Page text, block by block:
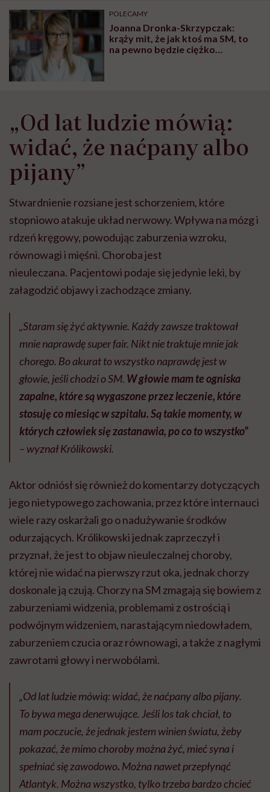
może chyba tylko
głupota i brak
wyobraźni"
pracy
POLECAMY
Joanna Dronka-Skrzypczak:
krąży mit, że jak ktoś ma SM, to
na pewno będzie ciężko
„Od lat ludzie mówią:
widać, że naćpany albo
pijany”
Stwardnienie rozsiane jest schorzeniem, które
stopniowo atakuje układ nerwowy. Wpływa na mózg i
rdzeń kręgowy, powodując zaburzenia wzroku,
równowagi i mięśni. Choroba jest
nieuleczana. Pacjentowi podaje się jedynie leki, by
załagodzić objawy i zachodzące zmiany.
„Staram się żyć aktywnie. Każdy zawsze traktował
mnie naprawdę super fair. Nikt nie traktuje mnie jak
chorego. Bo akurat to wszystko naprawdę jest w
głowie, jeśli chodzi o SM. W głowie mam te ogniska
zapalne, które są wygaszone przez leczenie, które
stosuję co miesiąc w szpitalu. Są takie momenty, w
których człowiek się zastanawia, po co to wszystko”
– wyznał Królikowski.
Aktor odniósł się również do komentarzy dotyczących
jego nietypowego zachowania, przez które internauci
wiele razy oskarżali go o nadużywanie środków
odurzających. Królikowski jednak zaprzeczył i
przyznał, że jest to objaw nieuleczalnej choroby,
której nie widać na pierwszy rzut oka, jednak chorzy
doskonale ją czują. Chorzy na SM zmagają się bowiem z
zaburzeniami widzenia, problemami z ostrością i
podwójnym widzeniem, narastającym niedowładem,
zaburzeniem czucia oraz równowagi, a także z nagłymi
zawrotami głowy i nerwobólami.
„Od lat ludzie mówią: widać, że naćpany albo pijany.
To bywa mega denerwujące. Jeśli los tak chciał, to
mam poczucie, że jednak jestem winien światu, żeby
pokazać, że mimo choroby można żyć, mieć syna i
spełniać się zawodowo. Można nawet przepłynąć
Atlantyk. Można wszystko, tylko trzeba bardzo chcieć